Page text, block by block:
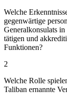
Welche
gegenwärtige
Generalkonsulats
tätigen und
Funktionen?
2
Welche Rolle
Taliban ernannte